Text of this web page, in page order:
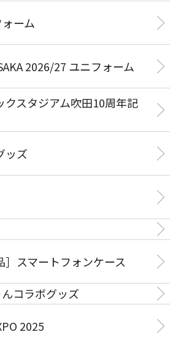
ーム
2026/27 ユニフォーム
クスタジアム吹田10周年記
ッズ
］スマートフォンケース
コラボグッズ
2025